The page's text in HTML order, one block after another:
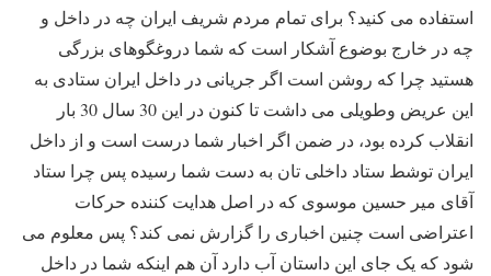
استفاده می کنید؟ برای تمام مردم شریف ایران چه در داخل و
چه در خارج بوضوع آشکار است که شما دروغگوهای بزرگی
هستید چرا که روشن است اگر جریانی در داخل ایران ستادی به
این عریض وطویلی می داشت تا کنون در این 30 سال 30 بار
انقلاب کرده بود، در ضمن اگر اخبار شما درست است و از داخل
ایران توشط ستاد داخلی تان به دست شما رسیده پس چرا ستاد
آقای میر حسین موسوی که در اصل هدایت کننده حرکات
اعتراضی است چنین اخباری را گزارش نمی کند؟ پس معلوم می
شود که یک جای این داستان آب دارد آن هم اینکه شما در داخل